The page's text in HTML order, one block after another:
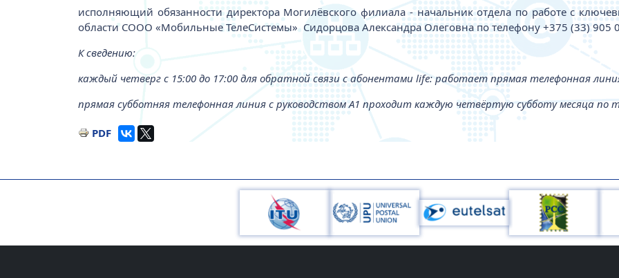
исполняющий обязанности директора Могилёвского филиала - начальник отдела по работе с
области СООО «Мобильные ТелеСистемы» Сидорцова Александра Олеговна по телефону +375 (33) 905
К сведению:
каждый четверг с 15:00 до 17:00 для обратной связи с абонентами life: работает прямая телефонная
прямая субботняя телефонная линия с руководством А1 проходит каждую четвёртую субботу месяца по
PDF